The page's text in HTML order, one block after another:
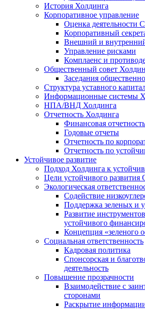
История Холдинга
Корпоративное управление
Оценка деятельности
Корпоративный
Внешний и
Управление рисками
Комплаенс и
Общественный совет
Заседания
Структура уставного
Информационные системы
НПА/ВНД Холдинга
Отчетность Холдинга
Финансовая отчетность
Годовые отчеты
Отчетность по
Отчетность по
Устойчивое развитие
Подход Холдинга к
Цели устойчивого
Экологическая
Содействие
Поддержка зеленых и
Развитие
устойчивого
Концепция «зеленого
Социальная ответственность
Кадровая политика
Спонсорская и
деятельность
Повышение прозрачности
Взаимодействие с
сторонами
Раскрытие